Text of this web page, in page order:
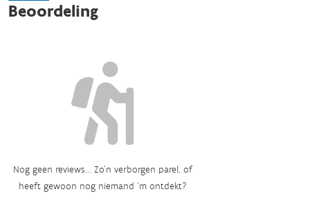
Beoordeling
Nog geen reviews... Zo’n verborgen parel, of
heeft gewoon nog niemand ‘m ontdekt?